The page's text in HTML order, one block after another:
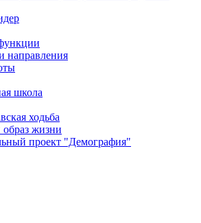
направления
школа
ходьба
жизни
проект "Демография"